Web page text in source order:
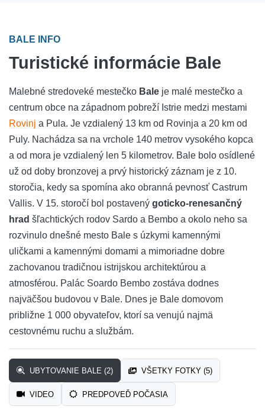
BALE INFO
Turistické informácie Bale
Malebné stredoveké mestečko Bale je malé mestečko a
centrum obce na západnom pobreží Istrie medzi mestami
Rovinj a Pula. Je vzdialený 13 km od Rovinja a 20 km od
Puly. Nachádza sa na vrchole 140 metrov vysokého kopca
a od mora je vzdialený len 5 kilometrov. Bale bolo osídlené
už od doby bronzovej a prvý historický záznam je z 10.
storočia, kedy sa spomína ako obranná pevnosť Castrum
Vallis. V 15. storočí bol postavený goticko-renesančný
hrad šľachtických rodov Sardo a Bembo a okolo neho sa
rozvinulo dnešné mesto Bale s úzkymi kamennými
uličkami a kamennými domami a mimoriadne dobre
zachovanou tradičnou istrijskou architektúrou a
atmosférou. Palác Soardo Bembo zostáva dodnes
najväčšou budovou v Bale. Dnes je Bale domovom
približne 1 000 obyvateľov, ktorí sa venujú najmä
cestovnému ruchu a službám.
UBYTOVANIE BALE (2) VŠETKY FOTKY (5)
VIDEO PREDPOVEĎ POČASIA